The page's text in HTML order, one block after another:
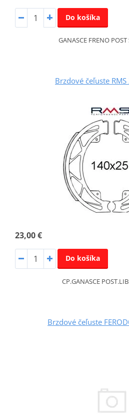
Do košíka
GANASCE FRENO
Brzdové čeľuste
23,00 €
Do košíka
CP.GANASCE
Brzdové čeľuste